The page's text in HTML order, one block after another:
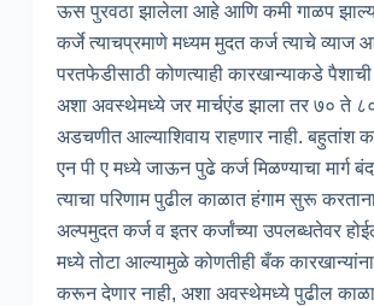
ऊस पुरवठा झालेला आहे आणि कमी गाळप
कर्जे त्याचप्रमाणे मध्यम मुदत कर्ज त्याचे व्याज
परतफेडीसाठी कोणत्याही कारखान्याकडे पैशाची
अशा अवस्थेमध्ये जर मार्चएंड झाला तर ७० ते
अडचणीत आल्याशिवाय राहणार नाही. बहुतांश
एन पी ए मध्ये जाऊन पुढे कर्ज मिळण्याचा मार्ग
त्याचा परिणाम पुढील काळात हंगाम सुरू करताना
अल्पमुदत कर्ज व इतर कर्जांच्या उपलब्धतेवर
मध्ये तोटा आल्यामुळे कोणतीही बँक
करून देणार नाही, अशा अवस्थेमध्ये पुढील